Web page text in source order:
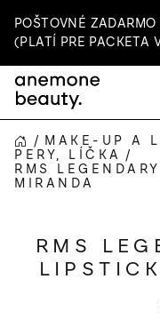
na
obsah
POŠTOVNÉ
(PLATÍ PRE PACKETA
DOMOV
/ MAKE-UP A
PERY, LÍČKA /
RMS
MIRANDA
RMS